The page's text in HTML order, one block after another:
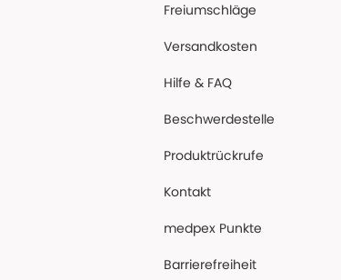
Freiumschläge
Versandkosten
Hilfe & FAQ
Beschwerdestelle
Produktrückrufe
Kontakt
medpex Punkte
Barrierefreiheit